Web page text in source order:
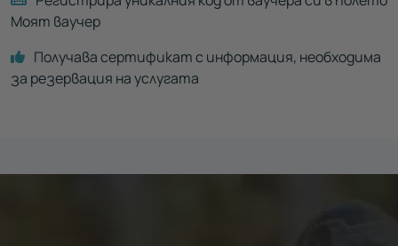
Моят ваучер
Получава сертификат с информация, необходима
за резервация на услугата